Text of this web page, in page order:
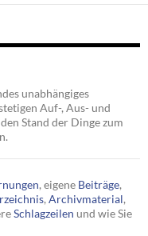
unabhängiges
Auf-, Aus- und
Stand der Dinge zum
, eigene Beiträge,
, Archivmaterial,
Schlagzeilen und wie Sie